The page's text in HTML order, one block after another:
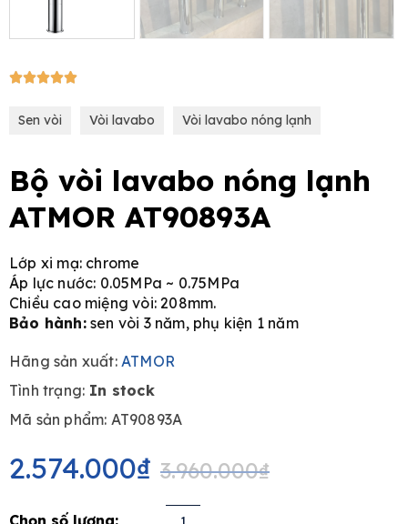
5/5
Sen vòi Vòi lavabo Vòi lavabo nóng lạnh
Bộ vòi lavabo nóng lạnh
ATMOR AT90893A
Lớp xi mạ: chrome
Áp lực nước: 0.05MPa ~ 0.75MPa
Chiều cao miệng vòi: 208mm.
Bảo hành:sen vòi 3 năm, phụ kiện 1 năm
Hãng sản xuất:ATMOR
Tình trạng: In stock
Mã sản phẩm: AT90893A
3.960.000₫
Original
price
was:
3.960.000₫.
2.574.000₫
Current
price
is:
2.574.000₫.